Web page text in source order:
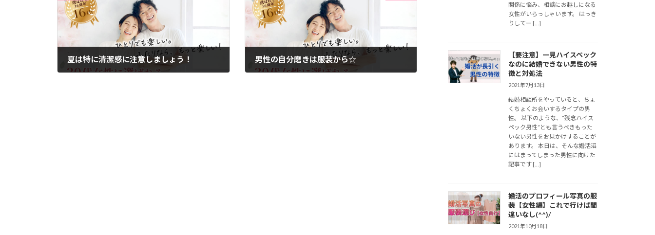
夏は特に清潔感に注意しましょう！ 男性の自分磨きは服装から☆
関係に悩み、相談にお越しになる
女性がいらっしゃいます。 はっき
りしてー […]
【要注意】一見ハイスペック
なのに結婚できない男性の特
徴と対処法
2021年7月13日
結婚相談所をやっていると、ちょ
くちょくお会いするタイプの男
性。 以下のような、”残念ハイス
ペック男性”とも言うべきもった
いない男性をお見かけすることが
あります。 本日は、そんな婚活沼
にはまってしまった男性に向けた
記事です […]
婚活のプロフィール写真の服
装【女性編】これで行けば間
違いなし(^^)/
2021年10月18日